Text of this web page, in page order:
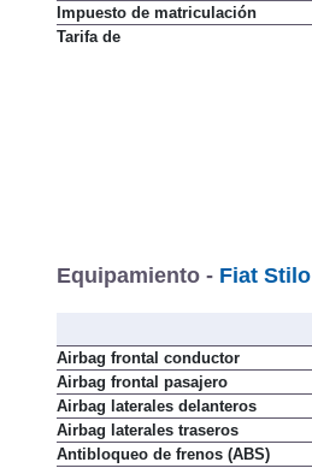
Impuesto de matriculación
Tarifa de
Equipamiento - Fiat
Airbag frontal conductor
Airbag frontal pasajero
Airbag laterales delanteros
Airbag laterales traseros
Antibloqueo de frenos (ABS)